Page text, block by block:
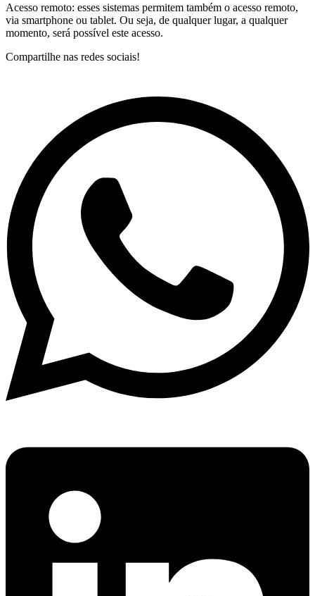
Acesso remoto: esses sistemas permitem também o acesso remoto,
via smartphone ou tablet. Ou seja, de qualquer lugar, a qualquer
momento, será possível este acesso.
Compartilhe nas redes sociais!